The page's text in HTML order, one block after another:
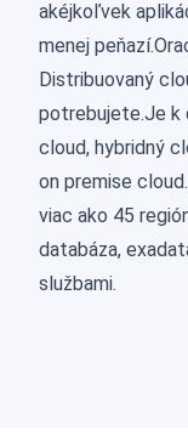
akéjkoľvek
menej
Distribuovaný
potrebujete.Je k
cloud, hybridný
on premise
viac ako 45
databáza,
službami.